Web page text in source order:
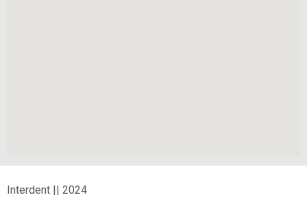
Interdent || 2024